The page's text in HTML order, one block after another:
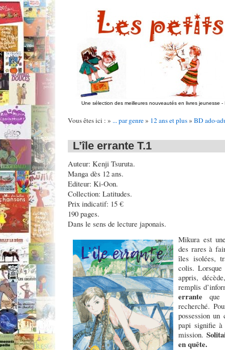
Une sélection des meilleures nouveautés en livres jeunesse -
Vous êtes ici : » ... par genre» 12 ans et plus» BD ado-
L’île errante T.1
Auteur: Kenji Tsuruta.
Manga dès 12 ans.
Editeur: Ki-Oon.
Collection: Latitudes.
Prix indicatif: 15 €
190 pages.
Dans le sens de lecture japonais.
Mikura est
des rares à
îles isolées,
colis.
appris,
remplis
errante que
recherché.
possession
papi signifie
mission.
en quête.